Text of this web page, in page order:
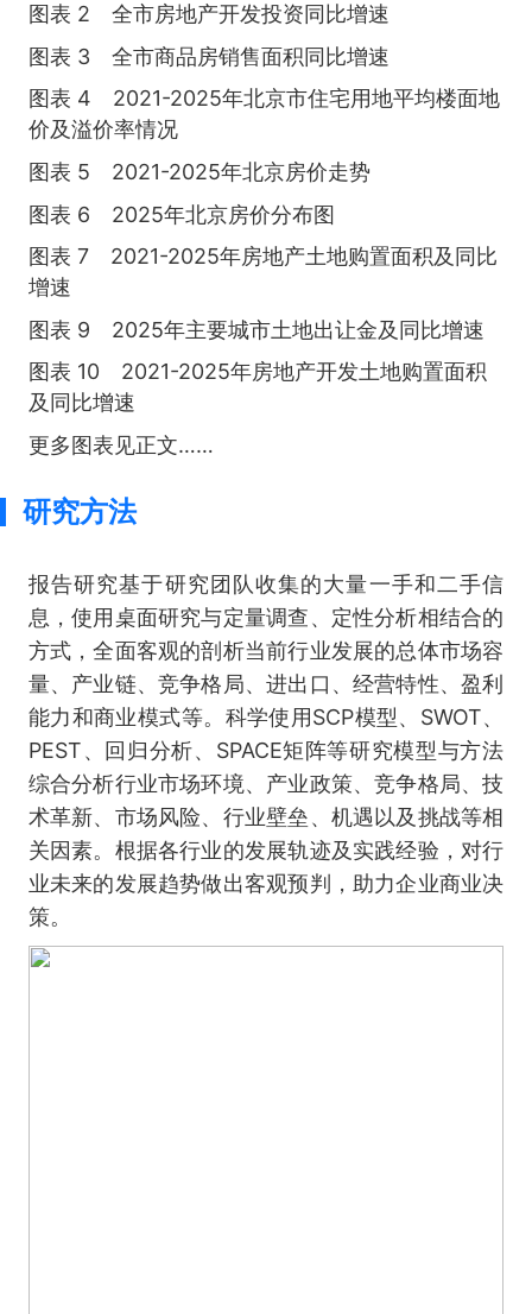
图表 2 全市房地产开发投资同比增速
图表 3 全市商品房销售面积同比增速
图表 4 2021-2025年北京市住宅用地平均楼面地
价及溢价率情况
图表 5 2021-2025年北京房价走势
图表 6 2025年北京房价分布图
图表 7 2021-2025年房地产土地购置面积及同比
增速
图表 9 2025年主要城市土地出让金及同比增速
图表 10 2021-2025年房地产开发土地购置面积
及同比增速
更多图表见正文……
研究方法
报告研究基于研究团队收集的大量一手和二手信
息，使用桌面研究与定量调查、定性分析相结合的
方式，全面客观的剖析当前行业发展的总体市场容
量、产业链、竞争格局、进出口、经营特性、盈利
能力和商业模式等。科学使用SCP模型、SWOT、
PEST、回归分析、SPACE矩阵等研究模型与方法
综合分析行业市场环境、产业政策、竞争格局、技
术革新、市场风险、行业壁垒、机遇以及挑战等相
关因素。根据各行业的发展轨迹及实践经验，对行
业未来的发展趋势做出客观预判，助力企业商业决
策。